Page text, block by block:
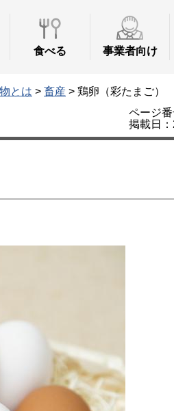
食べる 事業者向け
とは > 畜産 > 鶏卵（彩たまご）
ページ
掲載日